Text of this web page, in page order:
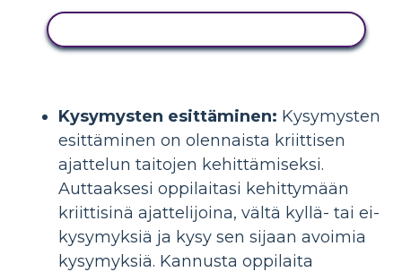
Kysymysten esittäminen: Kysymysten
esittäminen on olennaista kriittisen
ajattelun taitojen kehittämiseksi.
Auttaaksesi oppilaitasi kehittymään
kriittisinä ajattelijoina, vältä kyllä- tai ei-
kysymyksiä ja kysy sen sijaan avoimia
kysymyksiä. Kannusta oppilaita